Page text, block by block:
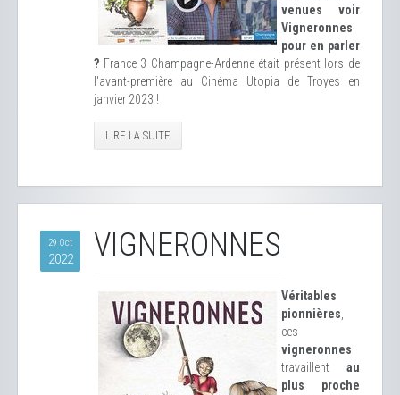
venues voir
Vigneronnes
pour en parler
? France 3 Champagne-Ardenne était présent lors de
l'avant-première au Cinéma Utopia de Troyes en
janvier 2023 !
LIRE LA SUITE
29 Oct
2022 VIGNERONNES
Véritables
pionnières
ces
vigneronnes
travaillent au
plus proche